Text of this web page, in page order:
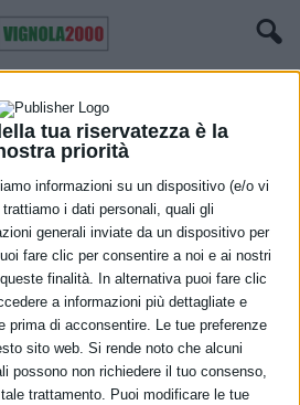
tua riservatezza è la
priorità
informazioni su un dispositivo (e/o vi
i dati personali, quali gli
generali inviate da un dispositivo per
fare clic per consentire a noi e ai nostri
finalità. In alternativa puoi fare clic
a informazioni più dettagliate e
prima di acconsentire. Le tue preferenze
sito web. Si rende noto che alcuni
possono non richiedere il tuo consenso,
trattamento. Puoi modificare le tue
Romagna, domenica 23 maggio
Emilia Romagna,